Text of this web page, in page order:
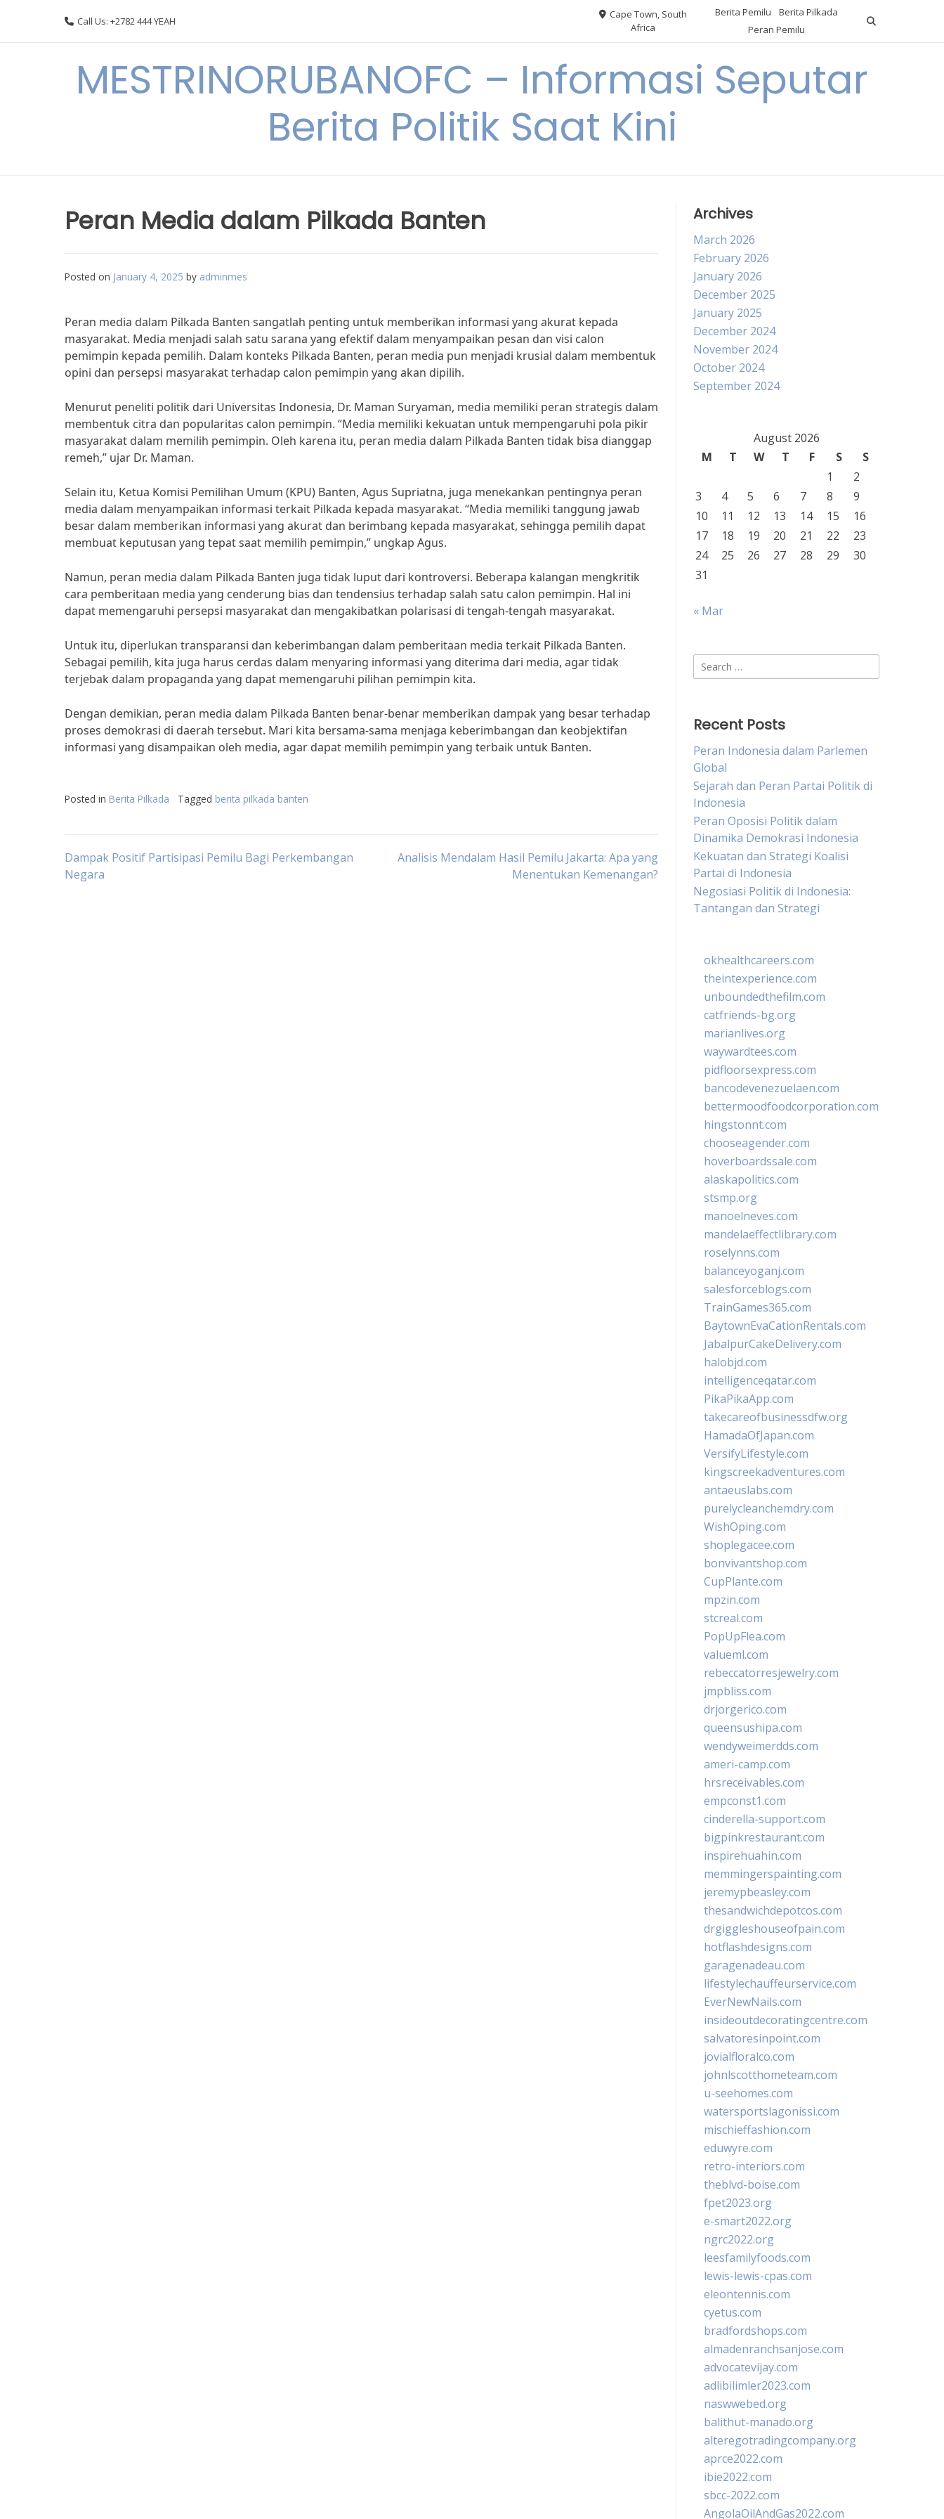
Call Us: +2782 444 YEAH
Cape Town, South
Africa
Berita Pemilu
Berita Pilkada
Peran Pemilu
MESTRINORUBANOFC – Informasi Seputar
Berita Politik Saat Kini
Peran Media dalam Pilkada Banten
Posted on January 4, 2025 by adminmes
Peran media dalam Pilkada Banten sangatlah penting untuk memberikan informasi yang akurat kepada
masyarakat. Media menjadi salah satu sarana yang efektif dalam menyampaikan pesan dan visi calon
pemimpin kepada pemilih. Dalam konteks Pilkada Banten, peran media pun menjadi krusial dalam membentuk
opini dan persepsi masyarakat terhadap calon pemimpin yang akan dipilih.
Menurut peneliti politik dari Universitas Indonesia, Dr. Maman Suryaman, media memiliki peran strategis dalam
membentuk citra dan popularitas calon pemimpin. “Media memiliki kekuatan untuk mempengaruhi pola pikir
masyarakat dalam memilih pemimpin. Oleh karena itu, peran media dalam Pilkada Banten tidak bisa dianggap
remeh,” ujar Dr. Maman.
Selain itu, Ketua Komisi Pemilihan Umum (KPU) Banten, Agus Supriatna, juga menekankan pentingnya peran
media dalam menyampaikan informasi terkait Pilkada kepada masyarakat. “Media memiliki tanggung jawab
besar dalam memberikan informasi yang akurat dan berimbang kepada masyarakat, sehingga pemilih dapat
membuat keputusan yang tepat saat memilih pemimpin,” ungkap Agus.
Namun, peran media dalam Pilkada Banten juga tidak luput dari kontroversi. Beberapa kalangan mengkritik
cara pemberitaan media yang cenderung bias dan tendensius terhadap salah satu calon pemimpin. Hal ini
dapat memengaruhi persepsi masyarakat dan mengakibatkan polarisasi di tengah-tengah masyarakat.
Untuk itu, diperlukan transparansi dan keberimbangan dalam pemberitaan media terkait Pilkada Banten.
Sebagai pemilih, kita juga harus cerdas dalam menyaring informasi yang diterima dari media, agar tidak
terjebak dalam propaganda yang dapat memengaruhi pilihan pemimpin kita.
Dengan demikian, peran media dalam Pilkada Banten benar-benar memberikan dampak yang besar terhadap
proses demokrasi di daerah tersebut. Mari kita bersama-sama menjaga keberimbangan dan keobjektifan
informasi yang disampaikan oleh media, agar dapat memilih pemimpin yang terbaik untuk Banten.
Posted in Berita Pilkada Tagged berita pilkada banten
Post
Dampak Positif Partisipasi Pemilu Bagi Perkembangan
Negara
Analisis Mendalam Hasil Pemilu Jakarta: Apa yang
Menentukan Kemenangan?
Archives
March 2026
February 2026
January 2026
December 2025
January 2025
December 2024
November 2024
October 2024
September 2024
August 2026
M
T W T F S
S
1
2
3
4 5 6 7 8
9
10
11 12 13 14 15
16
17
18 19 20 21 22
23
24
25 26 27 28 29
30
31
« Mar
Search
for:
Recent Posts
Peran Indonesia dalam Parlemen
Global
Sejarah dan Peran Partai Politik di
Indonesia
Peran Oposisi Politik dalam
Dinamika Demokrasi Indonesia
Kekuatan dan Strategi Koalisi
Partai di Indonesia
Negosiasi Politik di Indonesia:
Tantangan dan Strategi
okhealthcareers.com
theintexperience.com
unboundedthefilm.com
catfriends-bg.org
marianlives.org
waywardtees.com
pidfloorsexpress.com
bancodevenezuelaen.com
bettermoodfoodcorporation.com
hingstonnt.com
chooseagender.com
hoverboardssale.com
alaskapolitics.com
stsmp.org
manoelneves.com
mandelaeffectlibrary.com
roselynns.com
balanceyoganj.com
salesforceblogs.com
TrainGames365.com
BaytownEvaCationRentals.com
JabalpurCakeDelivery.com
halobjd.com
intelligenceqatar.com
PikaPikaApp.com
takecareofbusinessdfw.org
HamadaOfJapan.com
VersifyLifestyle.com
kingscreekadventures.com
antaeuslabs.com
purelycleanchemdry.com
WishOping.com
shoplegacee.com
bonvivantshop.com
CupPlante.com
mpzin.com
stcreal.com
PopUpFlea.com
valueml.com
rebeccatorresjewelry.com
jmpbliss.com
drjorgerico.com
queensushipa.com
wendyweimerdds.com
ameri-camp.com
hrsreceivables.com
empconst1.com
cinderella-support.com
bigpinkrestaurant.com
inspirehuahin.com
memmingerspainting.com
jeremypbeasley.com
thesandwichdepotcos.com
drgiggleshouseofpain.com
hotflashdesigns.com
garagenadeau.com
lifestylechauffeurservice.com
EverNewNails.com
insideoutdecoratingcentre.com
salvatoresinpoint.com
jovialfloralco.com
johnlscotthometeam.com
u-seehomes.com
watersportslagonissi.com
mischieffashion.com
eduwyre.com
retro-interiors.com
theblvd-boise.com
fpet2023.org
e-smart2022.org
ngrc2022.org
leesfamilyfoods.com
lewis-lewis-cpas.com
eleontennis.com
cyetus.com
bradfordshops.com
almadenranchsanjose.com
advocatevijay.com
adlibilimler2023.com
naswwebed.org
balithut-manado.org
alteregotradingcompany.org
aprce2022.com
ibie2022.com
sbcc-2022.com
AngolaOilAndGas2022.com